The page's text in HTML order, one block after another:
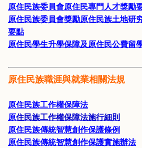
原住民族委員會原住民專門人才獎勵
原住民族委員會獎勵原住民族土地研
要點
原住民學生升學保障及原住民公費留
原住民族職涯與就業相關法規
原住民族工作權保障法
原住民族工作權保障法施行細則
原住民族傳統智慧創作保護條例
原住民族傳統智慧創作保護實施辦法